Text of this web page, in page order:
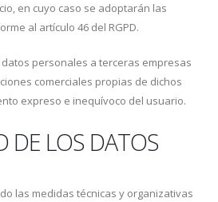
en cuyo caso se adoptarán las
al artículo 46 del RGPD.
personales a terceras empresas
comerciales propias de dichos
expreso e inequívoco del usuario.
DE LOS DATOS
las medidas técnicas y organizativas